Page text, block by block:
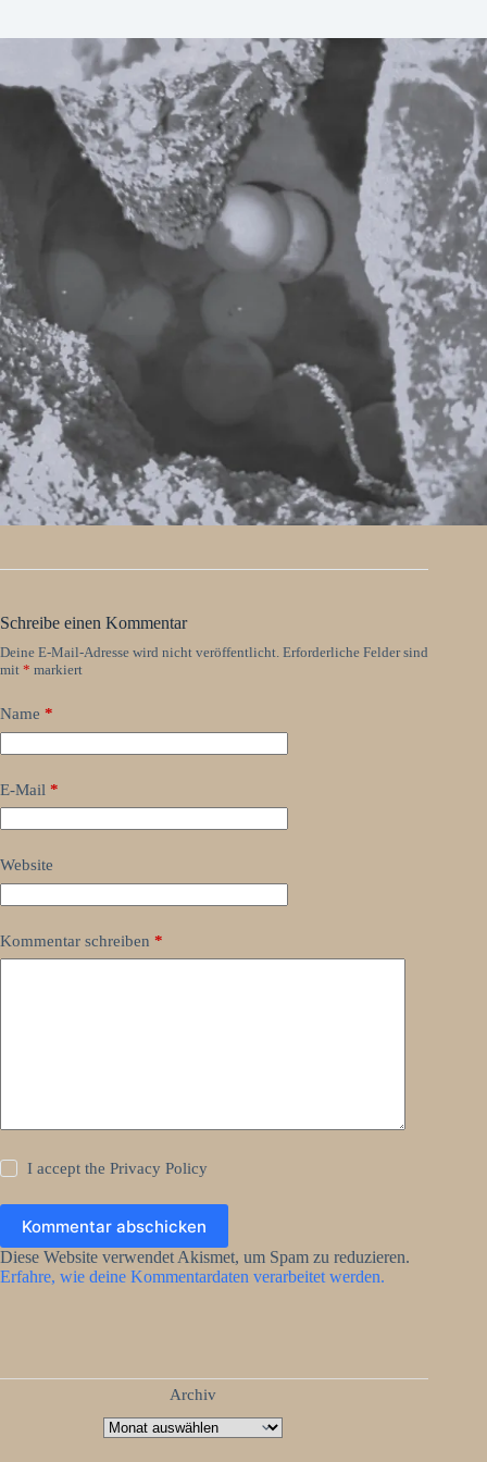
Schreibe einen Kommentar
Deine E-Mail-Adresse wird nicht veröffentlicht. Erforderliche Felder sind
mit * markiert
Name *
E-Mail *
Website
Kommentar schreiben *
I accept thePrivacy Policy
Kommentar abschicken
Diese Website verwendet Akismet, um Spam zu reduzieren.
Erfahre, wie deine Kommentardaten verarbeitet werden.
Archiv